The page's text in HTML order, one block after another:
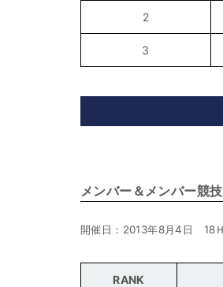
2
3
メンバー＆メンバー競技
開催日：2013年8月4日 18
RANK